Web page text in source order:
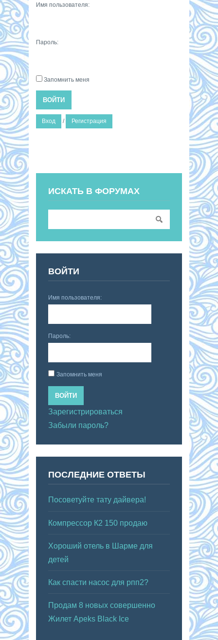
Имя пользователя:
Пароль:
Запомнить меня
ВОЙТИ
Вход / Регистрация
ИСКАТЬ В ФОРУМАХ
ВОЙТИ
Имя пользователя:
Пароль:
Запомнить меня
ВОЙТИ
Зарегистрироваться
Забыли пароль?
ПОСЛЕДНИЕ ОТВЕТЫ
Посоветуйте тату дайвера!
Компрессор К2 150 продаю
Хороший отель в Шарме для
детей
Как спасти насос для рпп2?
Продам 8 новых совершенно
Жилет Apeks Black Ice